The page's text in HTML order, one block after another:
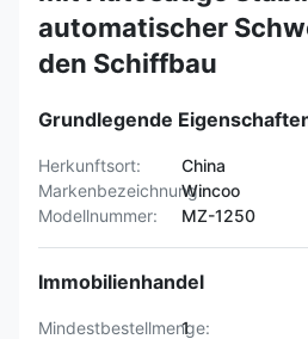
automatischer
den Schiffbau
Grundlegende
Herkunftsort:
China
Markenbezeichnung:Wincoo
Modellnummer:
MZ-1250
Immobilienhandel
Mindestbestellmenge:
1